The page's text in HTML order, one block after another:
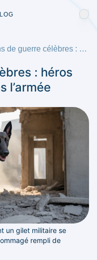
Chiens de guerre célèbres : héros canins et impact dans l’armée
: héros
l’armée
un gilet militaire se
rempli de